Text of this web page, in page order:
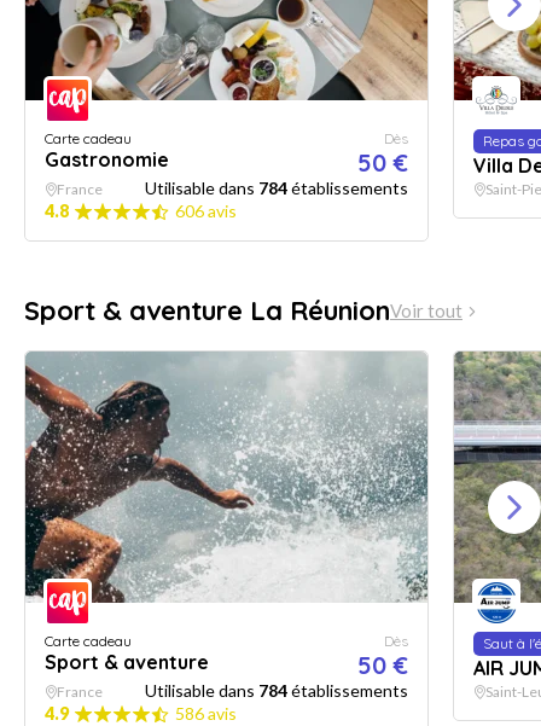
Carte cadeau
Gastronomie
Dès
50 €
France Utilisable dans 784établissements
4.8
606 avis
Repas
Villa
Saint-
Sport & aventure La RéunionVoir tout
Carte cadeau
Sport & aventure
Dès
50 €
France Utilisable dans 784établissements
4.9
586 avis
Saut à
AIR
Saint-